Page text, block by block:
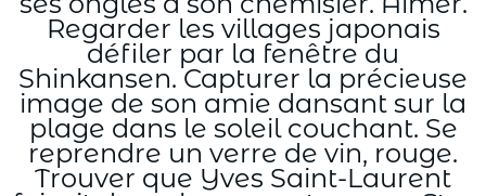
Regarder les villages japonais
défiler par la fenêtre du
Shinkansen. Capturer la précieuse
image de son amie dansant sur la
plage dans le soleil couchant. Se
reprendre un verre de vin, rouge.
Trouver que Yves Saint-Laurent